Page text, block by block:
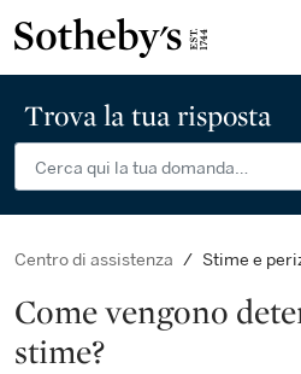
Trova la tua risposta
Centro di assistenza Stime e
Come vengono
stime?